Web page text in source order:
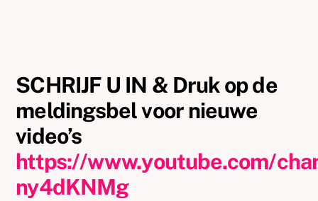
SCHRIJF U IN & Druk op de
meldingsbel voor nieuwe
video’s
https://www.youtube.com/
ny4dKNMg